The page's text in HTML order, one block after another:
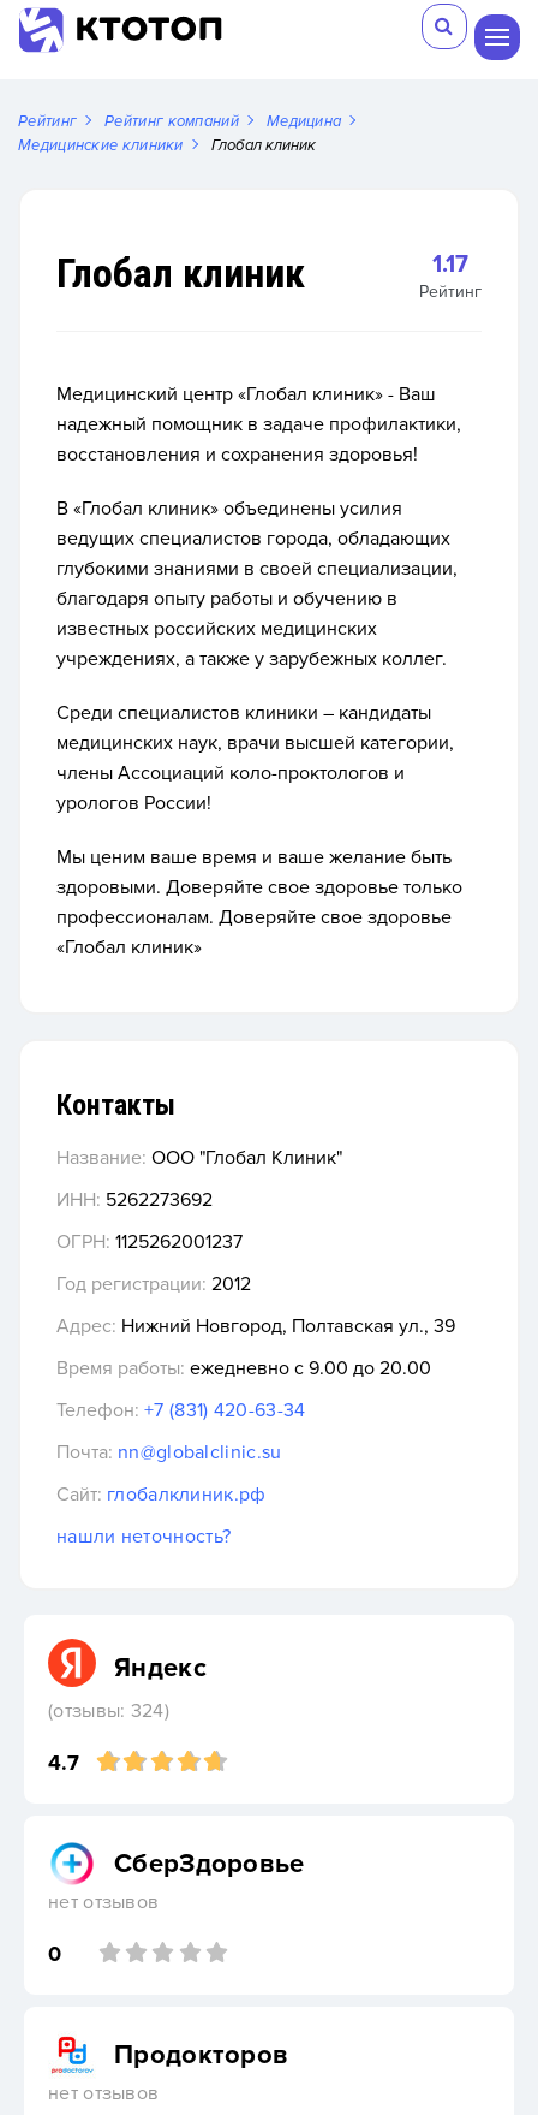
Рейтинг Рейтинг компаний
Медицина
Медицинские клиники
Глобал клиник
Глобал клиник 1.17
Рейтинг
Медицинский центр «Глобал клиник» - Ваш
надежный помощник в задаче профилактики,
восстановления и сохранения здоровья!
В «Глобал клиник» объединены усилия
ведущих специалистов города, обладающих
глубокими знаниями в своей специализации,
благодаря опыту работы и обучению в
известных российских медицинских
учреждениях, а также у зарубежных коллег.
Среди специалистов клиники – кандидаты
медицинских наук, врачи высшей категории,
члены Ассоциаций коло-проктологов и
урологов России!
Мы ценим ваше время и ваше желание быть
здоровыми. Доверяйте свое здоровье только
профессионалам. Доверяйте свое здоровье
«Глобал клиник»
Контакты
Название: ООО "Глобал Клиник"
ИНН: 5262273692
ОГРН: 1125262001237
Год регистрации: 2012
Адрес: Нижний Новгород, Полтавская ул., 39
Время работы: ежедневно с 9.00 до 20.00
Телефон: +7 (831) 420-63-34
Почта: nn@globalclinic.su
Сайт: глобалклиник.рф
нашли неточность?
Яндекс
(отзывы: 324)
4.7
СберЗдоровье
нет отзывов
0
Продокторов
нет отзывов